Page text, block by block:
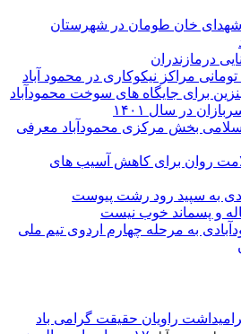
خان طومان در شهرستان
درمازندران
در سال ۱۴۰۱
بخش مرکزی محمودآباد معرفی
روان برای کاهش آسیب های
به سپید رود رشت پیوست
و پسماند خوب نیست
به مرحله چهارم اردوی تیم ملی